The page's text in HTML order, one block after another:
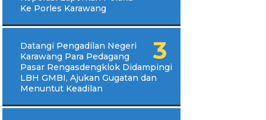
Ke Porles Karawang
Datangi Pengadilan Negeri
Karawang Para Pedagang
Pasar Rengasdengklok Didampingi
LBH GMBI, Ajukan Gugatan dan
Menuntut Keadilan